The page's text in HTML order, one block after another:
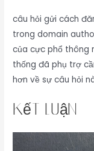
câu hỏi gửi cách
trong domain
của cực phổ thông
thống đã phụ trợ
hơn về sự câu hỏi
kết luận